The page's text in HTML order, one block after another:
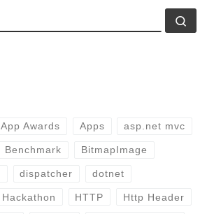
App Awards Apps asp.net mvc
Benchmark BitmapImage
dispatcher dotnet
Hackathon HTTP Http Header